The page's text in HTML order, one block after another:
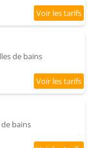
de bains
bains